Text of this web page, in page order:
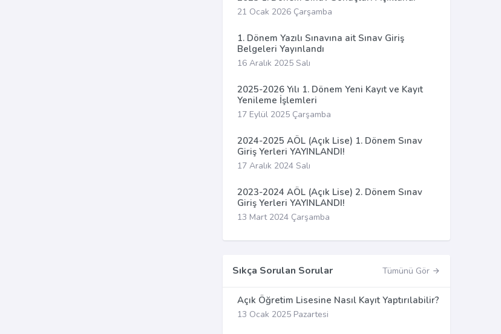
21 Ocak 2026 Çarşamba
1. Dönem Yazılı Sınavına ait Sınav Giriş
Belgeleri Yayınlandı
16 Aralık 2025 Salı
2025-2026 Yılı 1. Dönem Yeni Kayıt ve Kayıt
Yenileme İşlemleri
17 Eylül 2025 Çarşamba
2024-2025 AÖL (Açık Lise) 1. Dönem Sınav
Giriş Yerleri YAYINLANDI!
17 Aralık 2024 Salı
2023-2024 AÖL (Açık Lise) 2. Dönem Sınav
Giriş Yerleri YAYINLANDI!
13 Mart 2024 Çarşamba
Sıkça Sorulan Sorular Tümünü Gör
Açık Öğretim Lisesine Nasıl Kayıt Yaptırılabilir?
13 Ocak 2025 Pazartesi